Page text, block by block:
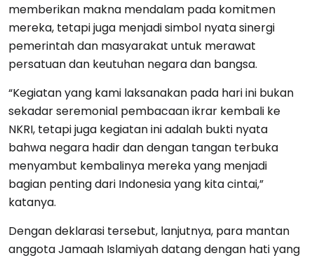
memberikan makna mendalam pada komitmen
mereka, tetapi juga menjadi simbol nyata sinergi
pemerintah dan masyarakat untuk merawat
persatuan dan keutuhan negara dan bangsa.
“Kegiatan yang kami laksanakan pada hari ini bukan
sekadar seremonial pembacaan ikrar kembali ke
NKRI, tetapi juga kegiatan ini adalah bukti nyata
bahwa negara hadir dan dengan tangan terbuka
menyambut kembalinya mereka yang menjadi
bagian penting dari Indonesia yang kita cintai,”
katanya.
Dengan deklarasi tersebut, lanjutnya, para mantan
anggota Jamaah Islamiyah datang dengan hati yang